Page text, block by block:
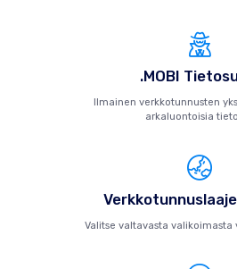
.MOBI
Ilmainen verkkotunnusten
arkaluontoisia
Valitse valtavasta valikoimasta